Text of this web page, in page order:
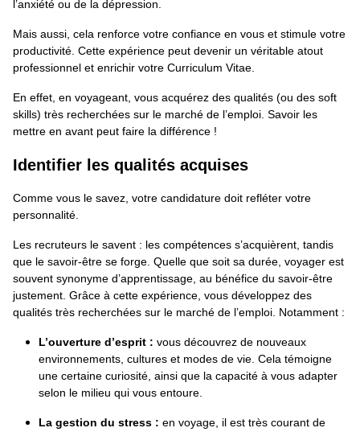
l’anxiété ou de la dépression.
Mais aussi, cela renforce votre confiance en vous et stimule votre
productivité. Cette expérience peut devenir un véritable atout
professionnel et enrichir votre Curriculum Vitae.
En effet, en voyageant, vous acquérez des qualités (ou des soft
skills) très recherchées sur le marché de l’emploi. Savoir les
mettre en avant peut faire la différence !
Identifier les qualités acquises
Comme vous le savez, votre candidature doit refléter votre
personnalité.
Les recruteurs le savent : les compétences s’acquièrent, tandis
que le savoir-être se forge. Quelle que soit sa durée, voyager est
souvent synonyme d’apprentissage, au bénéfice du savoir-être
justement. Grâce à cette expérience, vous développez des
qualités très recherchées sur le marché de l’emploi. Notamment :
L’ouverture d’esprit : vous découvrez de nouveaux
environnements, cultures et modes de vie. Cela témoigne
une certaine curiosité, ainsi que la capacité à vous adapter
selon le milieu qui vous entoure.
La gestion du stress : en voyage, il est très courant de